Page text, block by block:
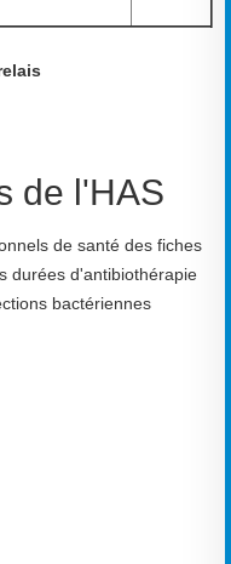
de l'HAS
de santé des fiches
durées d'antibiothérapie
bactériennes